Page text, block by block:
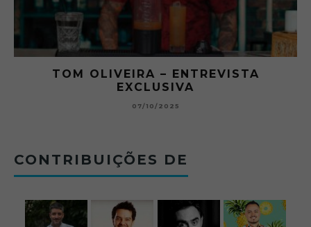
O ABRE DO BAR #11 —
BETONEIRA ABRE O JOGO NO
CONTRIBUIÇÕES DE